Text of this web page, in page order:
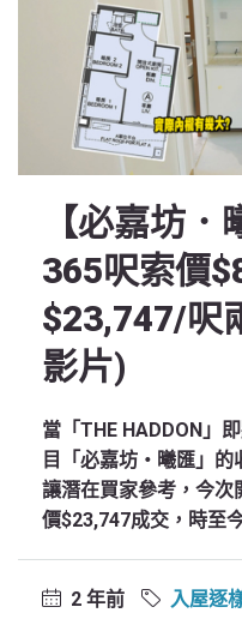
【必嘉坊．
365呎索價
$23,747/呎
影片)
當「THE HADDON」
目「必嘉坊‧曦匯」的
讓潛在買家參考，今次
價$23,747成交，時至
2 年前 入屋逐